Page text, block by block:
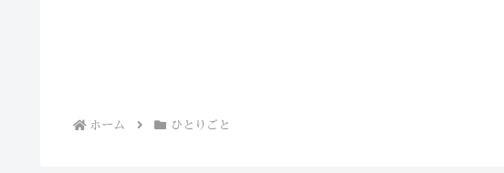
ホーム ひとりごと